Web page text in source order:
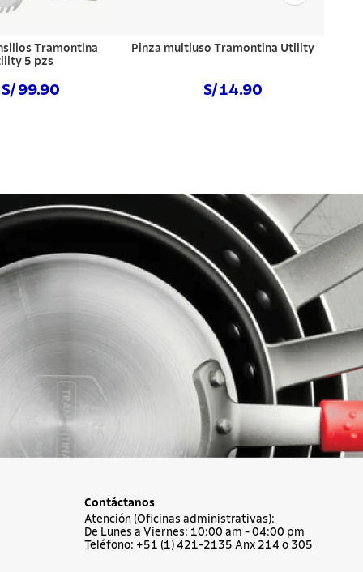
Tramontina
5 pzs
S/ 99.90
Pinza multiuso Tramontina Utility
S/ 14.90
Contáctanos
Atención (Oficinas administrativas):
De Lunes a Viernes: 10:00 am - 04:00 pm
Teléfono: +51 (1) 421-2135 Anx 214 o 305